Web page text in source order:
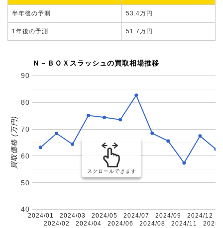
半年後の予測 53.4万円
1年後の予測 51.7万円
Ｎ－ＢＯＸスラッシュの買取相場推移
2024/01
2024/02
2024/03
2024/04
2024/05
2024/06
2024/07
2024/08
2024/09
2024/11
2024/12
2025/
40
50
60
70
80
90
買取価格 (万円)
スクロールできます